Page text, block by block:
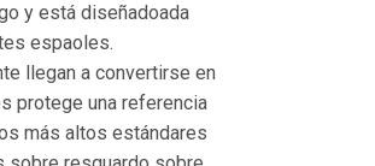
y está diseñadoada
espaoles.
llegan a convertirse en
protege una referencia
más altos estándares